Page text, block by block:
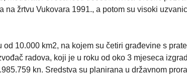
na žrtvu Vukovara 1991., a potom su visoki
10.000 km2, na kojem su četiri građevine s
radova, koji je u roku od oko 3 mjeseca
kn. Sredstva su planirana u državnom